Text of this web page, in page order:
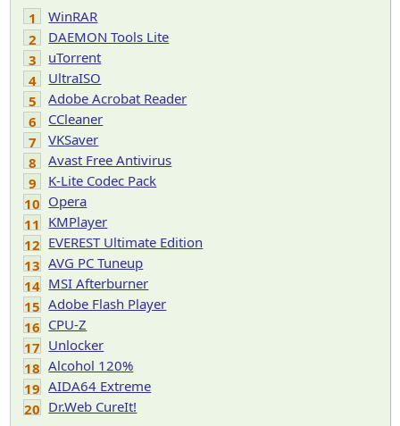
1
WinRAR
2
DAEMON Tools Lite
3
uTorrent
4
UltraISO
5
Adobe Acrobat Reader
6
CCleaner
7
VKSaver
8
Avast Free Antivirus
9
K-Lite Codec Pack
10 Opera
11 KMPlayer
12 EVEREST Ultimate Edition
13 AVG PC Tuneup
14 MSI Afterburner
15 Adobe Flash Player
16 CPU-Z
17 Unlocker
18 Alcohol 120%
19 AIDA64 Extreme
20 Dr.Web CureIt!